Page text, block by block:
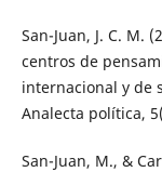
San-Juan, J. C. M.
centros de
internacional y de
Analecta política,
San-Juan, M., &